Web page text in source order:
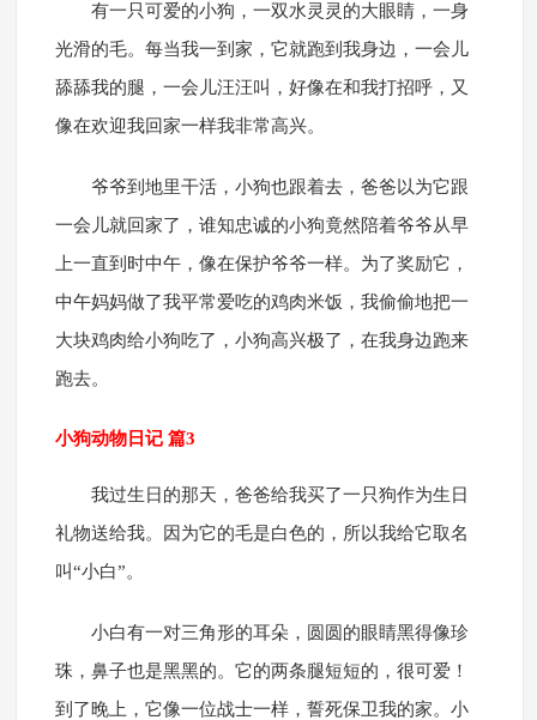
有一只可爱的小狗，一双水灵灵的大眼睛，一身
光滑的毛。每当我一到家，它就跑到我身边，一会儿
舔舔我的腿，一会儿汪汪叫，好像在和我打招呼，又
像在欢迎我回家一样我非常高兴。
爷爷到地里干活，小狗也跟着去，爸爸以为它跟
一会儿就回家了，谁知忠诚的小狗竟然陪着爷爷从早
上一直到时中午，像在保护爷爷一样。为了奖励它，
中午妈妈做了我平常爱吃的鸡肉米饭，我偷偷地把一
大块鸡肉给小狗吃了，小狗高兴极了，在我身边跑来
跑去。
小狗动物日记 篇3
我过生日的那天，爸爸给我买了一只狗作为生日
礼物送给我。因为它的毛是白色的，所以我给它取名
叫“小白”。
小白有一对三角形的耳朵，圆圆的眼睛黑得像珍
珠，鼻子也是黑黑的。它的两条腿短短的，很可爱！
到了晚上，它像一位战士一样，誓死保卫我的家。小